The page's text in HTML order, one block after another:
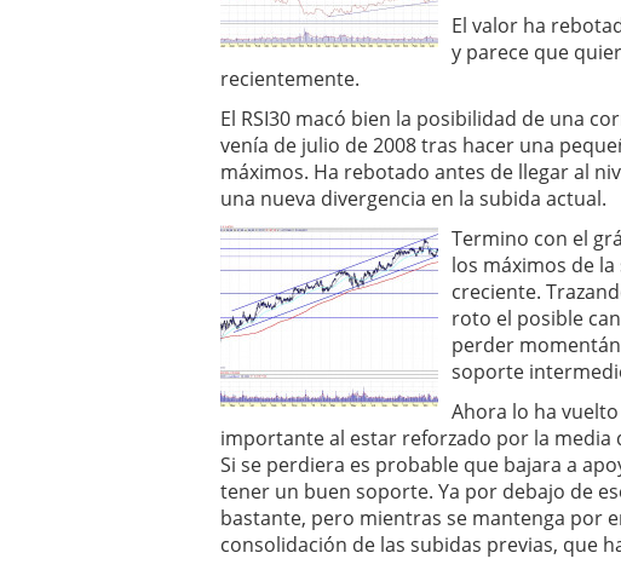
El valor ha
y parece que
recientemente.
El RSI30 macó bien la posibilidad de una
venía de julio de 2008 tras hacer una
máximos. Ha rebotado antes de llegar al
una nueva divergencia en la subida actual.
Termino con el
los máximos de
creciente.
roto el posible
perder
soporte
Ahora lo ha
importante al estar reforzado por la media
Si se perdiera es probable que bajara a
tener un buen soporte. Ya por debajo de
bastante, pero mientras se mantenga por
consolidación de las subidas previas, que